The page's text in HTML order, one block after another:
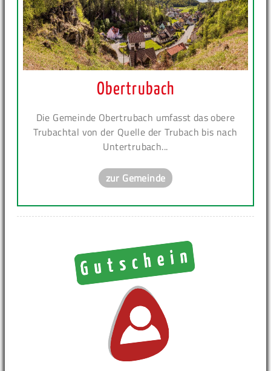
Obertrubach
Die Gemeinde Obertrubach umfasst das obere
Trubachtal von der Quelle der Trubach bis nach
Untertrubach...
zur Gemeinde